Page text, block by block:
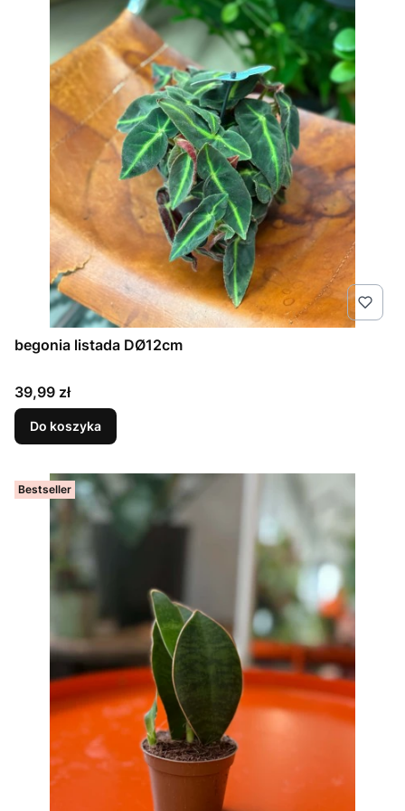
begonia listada DØ12cm
Cena
39,99 zł
Do koszyka
Bestseller